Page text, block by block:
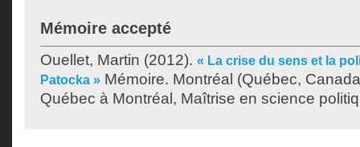
Mémoire accepté
Ouellet, Martin (2012). « La crise du sens et la
Patocka » Mémoire. Montréal (Québec,
Québec à Montréal, Maîtrise en science